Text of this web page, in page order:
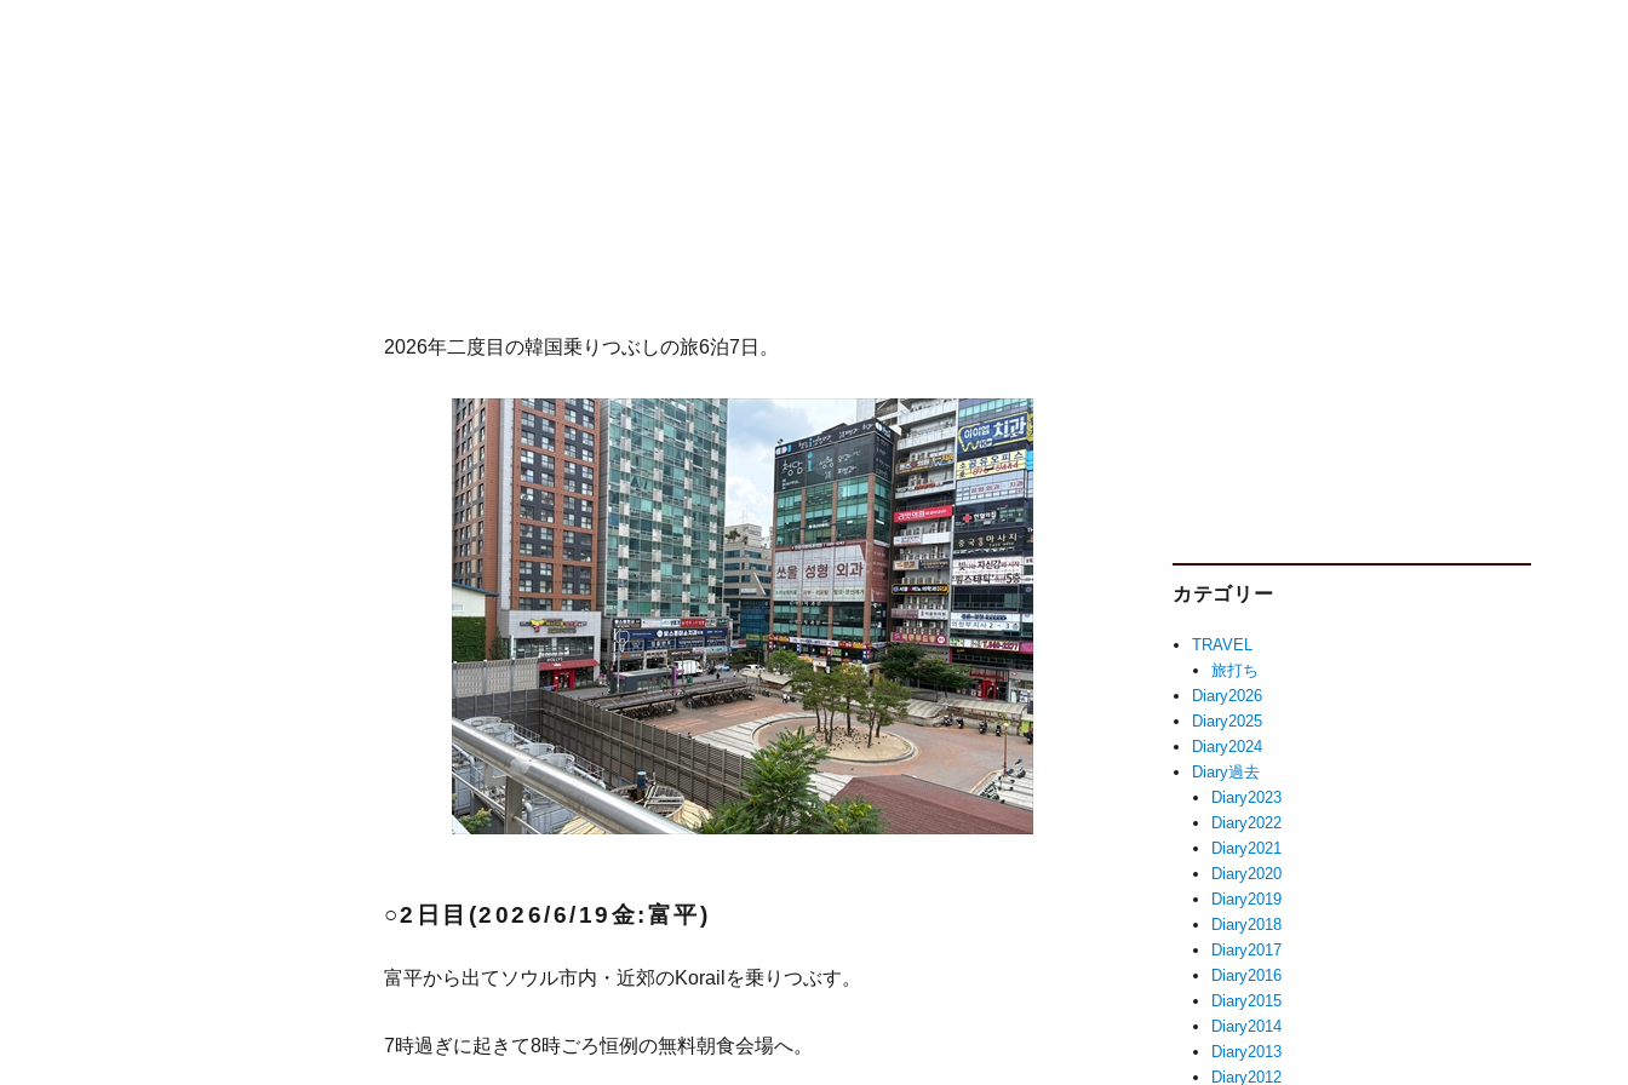
2026年二度目の韓国乗りつぶしの旅6泊7日。
○2日目(2026/6/19金:富平)
富平から出てソウル市内・近郊のKorailを乗りつぶす。
7時過ぎに起きて8時ごろ恒例の無料朝食会場へ。
カテゴリー
TRAVEL
旅打ち
Diary2026
Diary2025
Diary2024
Diary過去
Diary2023
Diary2022
Diary2021
Diary2020
Diary2019
Diary2018
Diary2017
Diary2016
Diary2015
Diary2014
Diary2013
Diary2012